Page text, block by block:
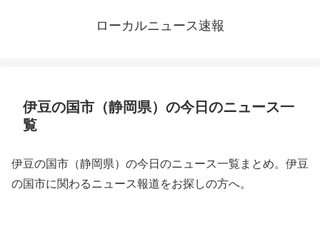
ローカルニュース速報
伊豆の国市（静岡県）の今日のニュース一
覧
伊豆の国市（静岡県）の今日のニュース一覧まとめ。伊豆
の国市に関わるニュース報道をお探しの方へ。